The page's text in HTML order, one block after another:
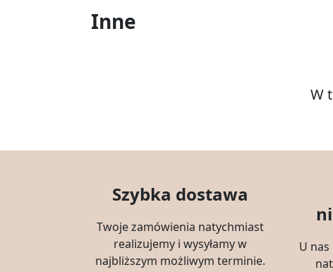
Inne
W
Szybka dostawa
Twoje zamówienia natychmiast
realizujemy i wysyłamy w
najbliższym możliwym terminie.
U